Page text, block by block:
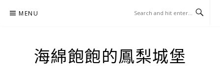
MENU
海綿飽飽的鳳梨城堡